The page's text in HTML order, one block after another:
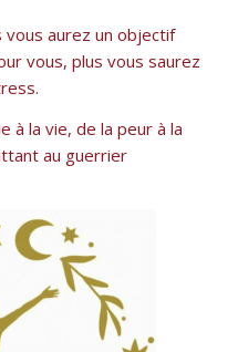
aurez un objectif
vous, plus vous saurez
à la vie, de la peur à la
au guerrier